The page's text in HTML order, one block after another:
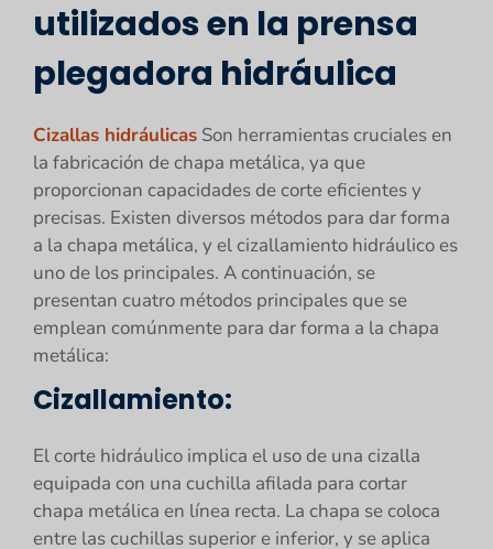
utilizados en la prensa
plegadora hidráulica
Cizallas hidráulicas Son herramientas cruciales en
la fabricación de chapa metálica, ya que
proporcionan capacidades de corte eficientes y
precisas. Existen diversos métodos para dar forma
a la chapa metálica, y el cizallamiento hidráulico es
uno de los principales. A continuación, se
presentan cuatro métodos principales que se
emplean comúnmente para dar forma a la chapa
metálica:
Cizallamiento:
El corte hidráulico implica el uso de una cizalla
equipada con una cuchilla afilada para cortar
chapa metálica en línea recta. La chapa se coloca
entre las cuchillas superior e inferior, y se aplica